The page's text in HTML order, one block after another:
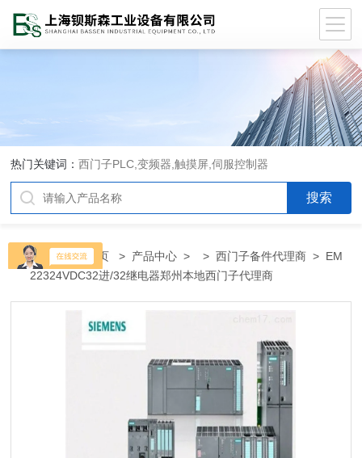
热门关键词：西门子PLC,变频器,触摸屏,伺服控制器
当前位置：首页 > 产品中心 > >西门子备件代理商 > EM
22324VDC32进/32继电器郑州本地西门子代理商